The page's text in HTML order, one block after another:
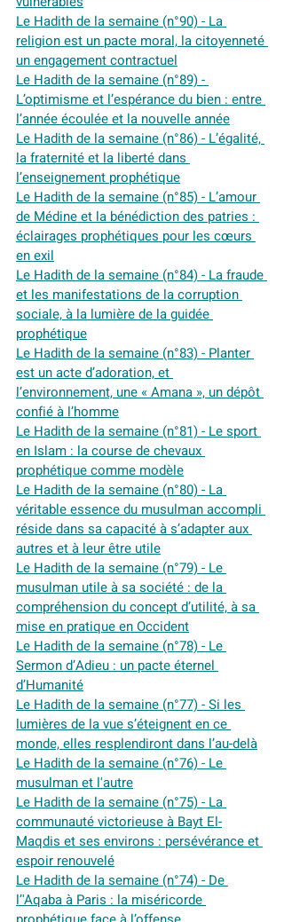
Le Hadith de la semaine (n°90) - La
religion est un pacte moral, la citoyenneté
un engagement contractuel
Le Hadith de la semaine (n°89) -
L’optimisme et l’espérance du bien : entre
l’année écoulée et la nouvelle année
Le Hadith de la semaine (n°86) - L’égalité,
la fraternité et la liberté dans
l’enseignement prophétique
Le Hadith de la semaine (n°85) - L’amour
de Médine et la bénédiction des patries :
éclairages prophétiques pour les cœurs
en exil
Le Hadith de la semaine (n°84) - La fraude
et les manifestations de la corruption
sociale, à la lumière de la guidée
prophétique
Le Hadith de la semaine (n°83) - Planter
est un acte d’adoration, et
l’environnement, une « Amana », un dépôt
confié à l’homme
Le Hadith de la semaine (n°81) - Le sport
en Islam : la course de chevaux
prophétique comme modèle
Le Hadith de la semaine (n°80) - La
véritable essence du musulman accompli
réside dans sa capacité à s’adapter aux
autres et à leur être utile
Le Hadith de la semaine (n°79) - Le
musulman utile à sa société : de la
compréhension du concept d’utilité, à sa
mise en pratique en Occident
Le Hadith de la semaine (n°78) - Le
Sermon d’Adieu : un pacte éternel
d’Humanité
Le Hadith de la semaine (n°77) - Si les
lumières de la vue s’éteignent en ce
monde, elles resplendiront dans l’au-delà
Le Hadith de la semaine (n°76) - Le
musulman et l'autre
Le Hadith de la semaine (n°75) - La
communauté victorieuse à Bayt El-
Maqdis et ses environs : persévérance et
espoir renouvelé
Le Hadith de la semaine (n°74) - De
l’'Aqaba à Paris : la miséricorde